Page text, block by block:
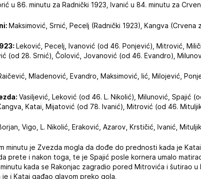
u 86. minutu za Radnički 1923, Ivanić u 84. minutu za
Maksimović, Srnić, Pecelj (Radnički 1923), Kangva (Crvena
Leković, Pecelj, Ivanović (od 46. Ponjević), Mitrović,
(od 28. Srnić), Čolović, Jovanović (od 46. Evandro),
Mladenović, Evandro, Maksimović, lić, Milojević,
Vasiljević, Leković (od 46. L. Nikolić), Milunović, Spajić
Katai, Mijatović (od 78. Ivanić), Mitrović (od 46.
Vigo, L. Nikolić, Eraković, Azarov, Krstičić, Ivanić,
minutu je Zvezda mogla da dođe do prednosti kada je
prete i nakon toga, te je Spajić posle kornera umalo
kada se Rakonjac zagradio pored Mitrovića i šutirao
i Katai gađao glavom preko gola.